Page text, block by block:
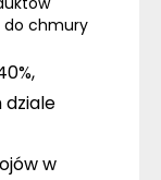
do chmury
dziale
w